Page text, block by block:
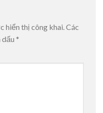
hiển thị công khai.Các
*